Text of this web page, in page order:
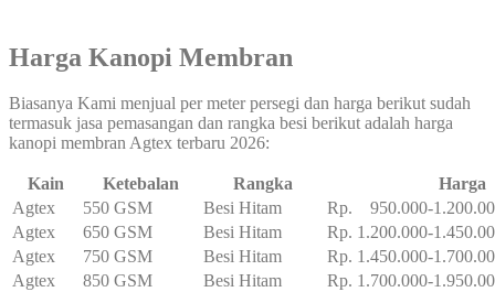
Harga Kanopi Membran
Biasanya Kami menjual per meter persegi dan harga berikut sudah
termasuk jasa pemasangan dan rangka besi berikut adalah harga
kanopi membran Agtex terbaru 2026:
Kain Ketebalan Rangka
Harga
Agtex
550 GSM Besi Hitam
Rp. 950.000-
Agtex
650 GSM Besi Hitam
Rp. 1.200.000-
Agtex
750 GSM Besi Hitam
Rp. 1.450.000-
Agtex
850 GSM Besi Hitam
Rp. 1.700.000-